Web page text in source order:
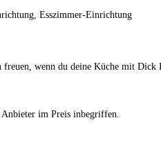
Esszimmer-Einrichtung
wenn du deine Küche mit Dick
Anbieter im Preis inbegriffen.